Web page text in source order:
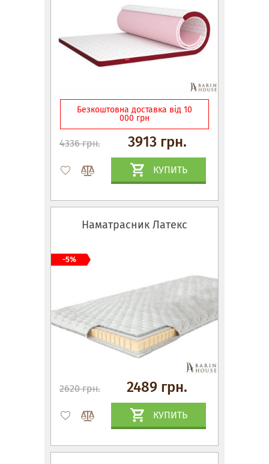
Безкоштовна доставка від 10
000 грн
4336 грн. 3913 грн.
КУПИТЬ
Наматрасник Латекс
2620 грн. 2489 грн.
КУПИТЬ
-5%